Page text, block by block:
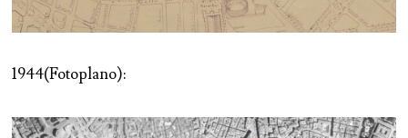
1944(Fotoplano):